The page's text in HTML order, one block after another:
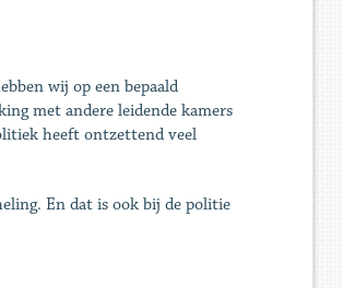
wij op een bepaald
met andere leidende kamers
heeft ontzettend veel
En dat is ook bij de politie